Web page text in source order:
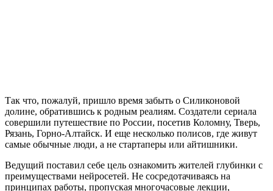
Так что, пожалуй, пришло время забыть о Силиконовой
долине, обратившись к родным реалиям. Создатели сериала
совершили путешествие по России, посетив Коломну, Тверь,
Рязань, Горно-Алтайск. И еще несколько полисов, где живут
самые обычные люди, а не стартаперы или айтишники.
Ведущий поставил себе цель ознакомить жителей глубинки с
преимуществами нейросетей. Не сосредотачиваясь на
принципах работы, пропуская многочасовые лекции,